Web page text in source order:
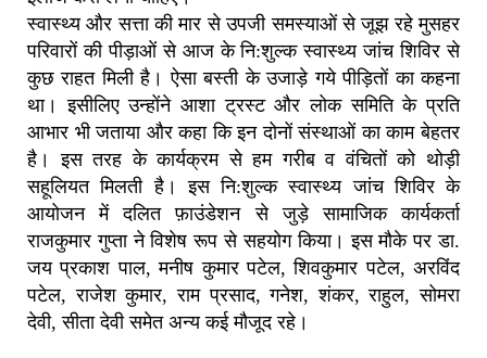
स्वास्थ्य और सत्ता की मार से उपजी समस्याओं से जूझ रहे मुसहर
परिवारों की पीड़ाओं से आज के नि:शुल्क स्वास्थ्य जांच शिविर से
कुछ राहत मिली है। ऐसा बस्ती के उजाड़े गये पीड़ितों का कहना
था। इसीलिए उन्होंने आशा ट्रस्ट और लोक समिति के प्रति
आभार भी जताया और कहा कि इन दोनों संस्थाओं का काम बेहतर
है। इस तरह के कार्यक्रम से हम गरीब व वंचितों को थोड़ी
सहूलियत मिलती है। इस नि:शुल्क स्वास्थ्य जांच शिविर के
आयोजन में दलित फ़ाउंडेशन से जुड़े सामाजिक कार्यकर्ता
राजकुमार गुप्ता ने विशेष रूप से सहयोग किया। इस मौके पर डा.
जय प्रकाश पाल, मनीष कुमार पटेल, शिवकुमार पटेल, अरविंद
पटेल, राजेश कुमार, राम प्रसाद, गनेश, शंकर, राहुल, सोमरा
देवी, सीता देवी समेत अन्य कई मौजूद रहे।